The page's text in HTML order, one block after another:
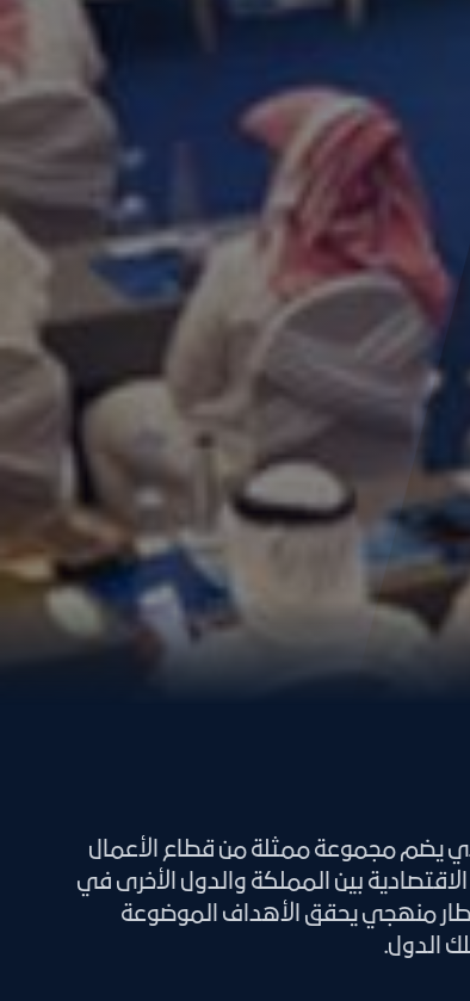
يضم مجموعة ممثلة من قطاع الأعمال
بين المملكة والدول الأخرى في
إطار منهجي يحقق الأهداف الموضوعة
الدول.